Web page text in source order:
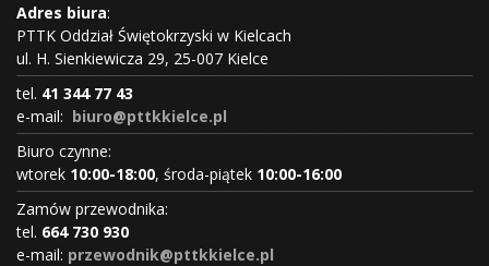
Adres biura:
PTTK Oddział Świętokrzyski w Kielcach
ul. H. Sienkiewicza 29, 25-007 Kielce
tel. 41 344 77 43
e-mail: biuro@pttkkielce.pl
Biuro czynne:
wtorek 10:00-18:00, środa-piątek 10:00-16:00
Zamów przewodnika:
tel. 664 730 930
e-mail: przewodnik@pttkkielce.pl